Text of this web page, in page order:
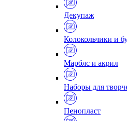
Декупаж
Колокольчики и
Марблс и акрил
Наборы для
Пенопласт